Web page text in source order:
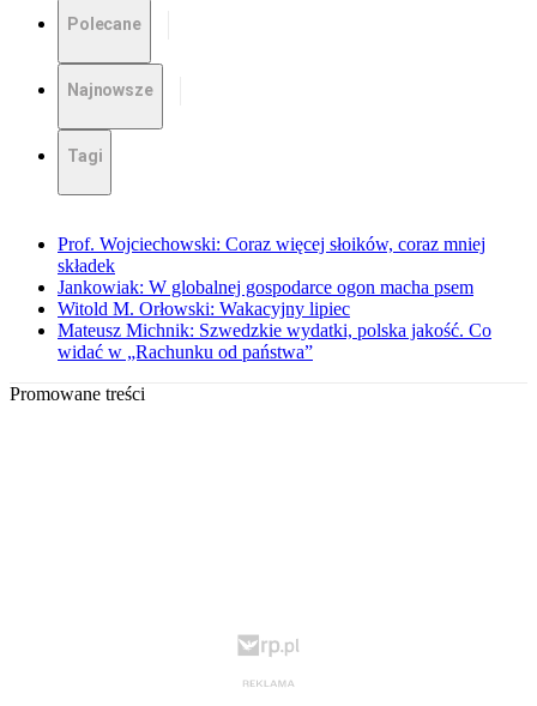
Polecane
Najnowsze
Tagi
Prof. Wojciechowski: Coraz więcej słoików, coraz mniej
składek
Jankowiak: W globalnej gospodarce ogon macha psem
Witold M. Orłowski: Wakacyjny lipiec
Mateusz Michnik: Szwedzkie wydatki, polska jakość. Co
widać w „Rachunku od państwa”
Promowane treści